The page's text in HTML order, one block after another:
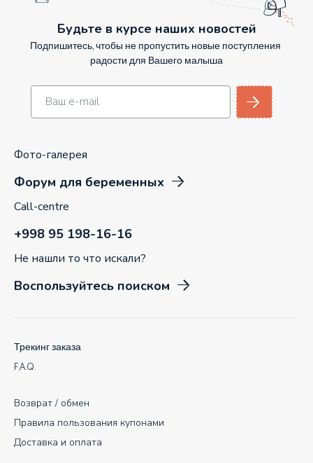
Будьте в курсе наших новостей
Подпишитесь, чтобы не пропустить новые поступления
радости для Вашего малыша
Фото-галерея
Форум для беременных
Call-centre
+998 95 198-16-16
Не нашли то что искали?
Воспользуйтесь поиском
Возврат / обмен
Правила пользования купонами
Доставка и оплата
Трекинг заказа
F.A.Q.